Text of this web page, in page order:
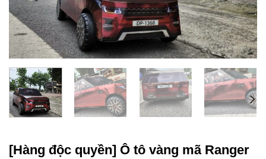
[Hàng độc quyền] Ô tô vàng mã Ranger